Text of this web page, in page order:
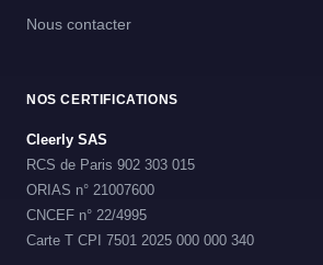
Nous contacter
NOS CERTIFICATIONS
Cleerly SAS
RCS de Paris 902 303 015
ORIAS n° 21007600
CNCEF n° 22/4995
Carte T CPI 7501 2025 000 000 340